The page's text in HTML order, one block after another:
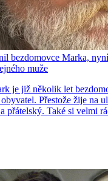
bezdomovce Marka,
muže
je již několik let
Přestože žije na
přátelský. Také si velmi